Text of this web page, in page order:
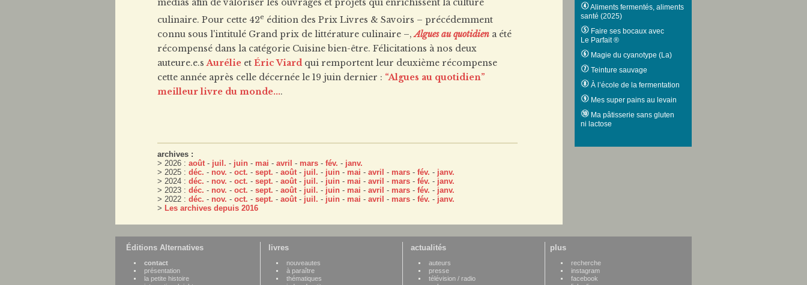
médias afin de valoriser les ouvrages et projets qui enrichissent la culture
culinaire. Pour cette 42e édition des Prix Livres & Savoirs – précédemment
connu sous l'intitulé Grand prix de littérature culinaire –,Algues au quotidien a été
récompensé dans la catégorie Cuisine bien-être. Félicitations à nos deux
auteure.e.sAurélie et Éric Viard qui remportent leur deuxième récompense
cette année après celle décernée le 19 juin dernier : “Algues au quotidien”
meilleur livre du monde....
archives :
> 2026 : août - juil. - juin - mai - avril - mars - fév. - janv.
> 2025 : déc. - nov. - oct. - sept. - août - juil. - juin - mai - avril - mars - fév. - janv.
> 2024 : déc. - nov. - oct. - sept. - août - juil. - juin - mai - avril - mars - fév. - janv.
> 2023 : déc. - nov. - oct. - sept. - août - juil. - juin - mai - avril - mars - fév. - janv.
> 2022 : déc. - nov. - oct. - sept. - août - juil. - juin - mai - avril - mars - fév. - janv.
> Les archives depuis 2016
Aliments fermentés, aliments
santé (2025)
Faire ses bocaux avec
Le Parfait ®
Magie du cyanotype (La)
Teinture sauvage
À l’école de la fermentation
Mes super pains au levain
Ma pâtisserie sans gluten
ni lactose
Éditions Alternatives
contact
présentation
la petite histoire
livres
nouveautes
à paraître
thématiques
actualités
auteurs
presse
télévision / radio
plus
recherche
instagram
facebook